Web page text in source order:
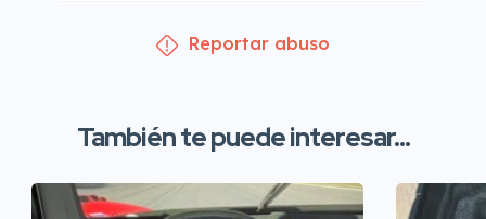
Reportar abuso
También te puede interesar...